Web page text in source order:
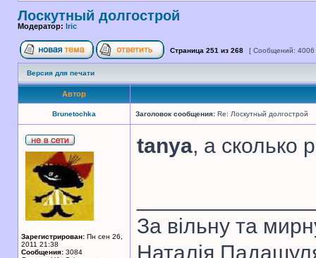
Лоскутный долгострой
Модератор: Iric
Страница 251 из 268 [ Сообщений:
Версия для печати
Автор
Brunetochka Заголовок сообщения: Re: Лоскутный долгострой
Зарегистрирован: Пн сен 26,
2011 21:38
Сообщения: 3084
tanya, а сколько
За вiльну та
Наталiя